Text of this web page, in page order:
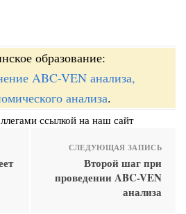
образование:
ABC-VEN анализа,
анализа.
ссылкой на наш сайт
СЛЕДУЮЩАЯ ЗАПИСЬ
Второй шаг при
проведении ABC-VEN
анализа